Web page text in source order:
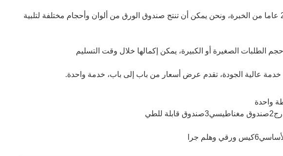
الطلبات الصغيرة أو الكبيرة، يمكن إكمالها خلال وقت التسليم
عالية الجودة، تقدم عرض أسعار من باب إلى باب، خدمة واحدة.
واحدة